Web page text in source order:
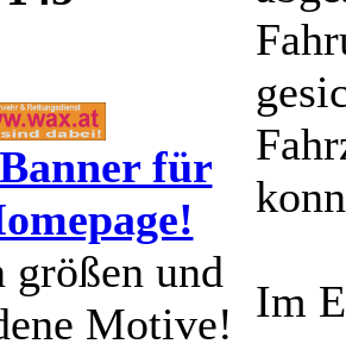
für
und
Motive! Im